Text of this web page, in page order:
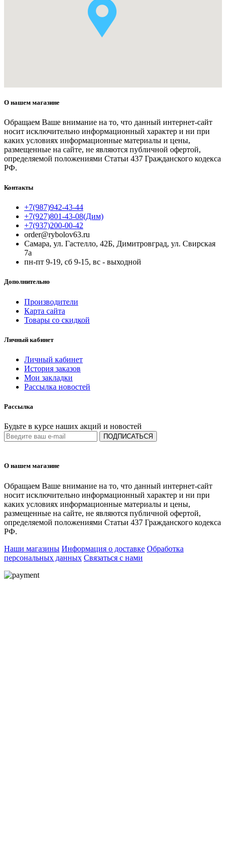
О нашем магазине
Обращаем Ваше внимание на то, что данный интернет-сайт
носит исключительно информационный характер и ни при
каких условиях информационные материалы и цены,
размещенные на сайте, не являются публичной офертой,
определяемой положениями Статьи 437 Гражданского кодекса
РФ.
Контакты
+7(987)942-43-44
+7(927)801-43-08(Дим)
+7(937)200-00-42
order@rybolov63.ru
Самара, ул. Гастелло, 42Б, Димитровград, ул. Свирская
7а
пн-пт 9-19, сб 9-15, вс - выходной
Дополнительно
Производители
Карта сайта
Товары со скидкой
Личный кабинет
Личный кабинет
История заказов
Мои закладки
Рассылка новостей
Рассылка
Будьте в курсе наших акций и новостей
ПОДПИСАТЬСЯ
О нашем магазине
Обращаем Ваше внимание на то, что данный интернет-сайт
носит исключительно информационный характер и ни при
каких условиях информационные материалы и цены,
размещенные на сайте, не являются публичной офертой,
определяемой положениями Статьи 437 Гражданского кодекса
РФ.
Наши магазины Информация о доставке Обработка
персональных данных Связаться с нами